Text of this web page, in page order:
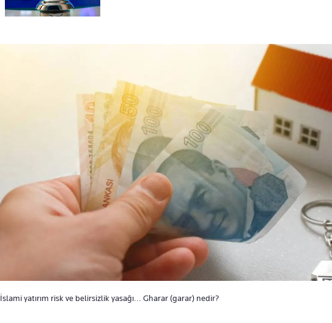
İslami yatırım risk ve belirsizlik yasağı... Gharar (garar) nedir?